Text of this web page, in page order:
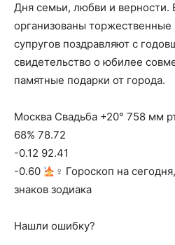
Дня семьи, любви и верности.
организованы
супругов поздравляют с
свидетельство о юбилее
памятные подарки от города.
Москва Свадьба +20° 758 мм
68% 78.72
-0.12 92.41
-0.60
‍♀ Гороскоп на
знаков зодиака
Нашли ошибку?